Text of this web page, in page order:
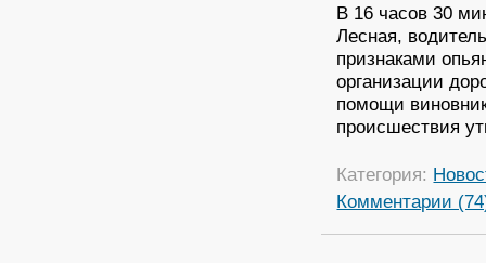
В 16 часов 30
Лесная,
признаками
организации
помощи
происшествия
Категория:
Комментарии